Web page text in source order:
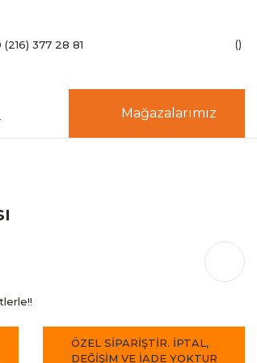
(216) 377 28 81
Mağazalarımız
ÖZEL SİPARİŞTİR. İPTAL,
DEĞİŞİM VE İADE YOKTUR